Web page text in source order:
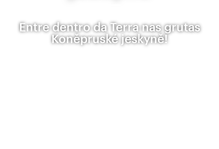
Entre dentro da Terra nas grutas
Koněpruské jeskyně!